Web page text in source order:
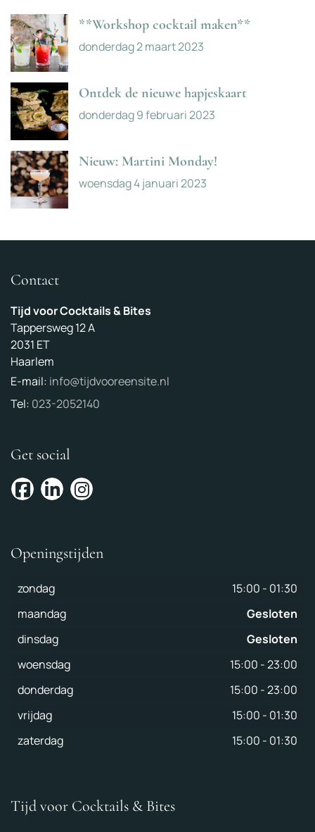
**Workshop cocktail maken**
donderdag 2 maart 2023
Ontdek de nieuwe hapjeskaart
donderdag 9 februari 2023
Nieuw: Martini Monday!
woensdag 4 januari 2023
Contact
Tijd voor Cocktails & Bites
Tappersweg 12 A
2031 ET
Haarlem
E-mail: info@tijdvooreensite.nl
Tel: 023-2052140
Get social
Openingstijden
zondag 15:00 - 01:30
maandag
Gesloten
dinsdag
Gesloten
woensdag
15:00 -23:00
donderdag
15:00 -23:00
vrijdag
15:00 - 01:30
zaterdag
15:00 - 01:30
Tijd voor Cocktails & Bites